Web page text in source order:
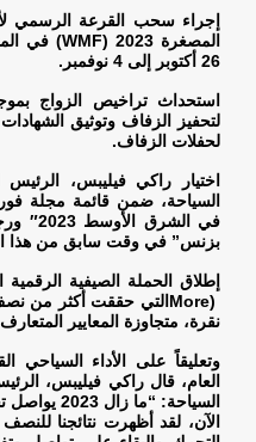
إجراء سحب القرعة الرسمي
المصغرة 2023
(WMF) في
26 أكتوبر إلى 4 نوفمبر
.
استحداث تراخيص الزواج
لتحفيز الزفاف وتوثيق
لحفلات الزفاف.
اختيار راكي فيليبس، الرئيس
السياحة، ضمن قائمة مجلة
في
بزنس” في وقت سابق من هذا
إطلاق الحملة الصيفية
More)
نقرة، متجاوزة المعايير
وتعليقاً على الأداء السياحي
العام، قال راكي فيليبس،
السياحة:
الآن، لقد أظهرت نتائجنا